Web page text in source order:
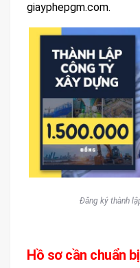
giayphepgm.com.
Đăng ký thành
Hồ sơ cần chuẩn